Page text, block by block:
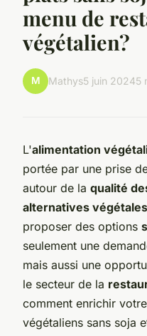
menu de
végétalien?
M Mathys5 juin 20245
L'alimentation
portée par une prise
autour de la qualité
alternatives végétales
proposer des options
seulement une
mais aussi une
le secteur de la
comment enrichir votre
végétaliens sans soja